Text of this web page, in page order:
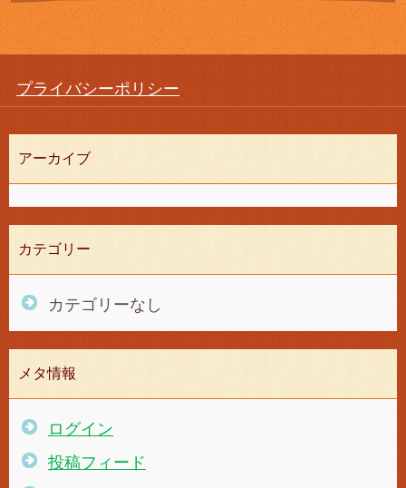
プライバシーポリシー
アーカイブ
カテゴリー
カテゴリーなし
メタ情報
ログイン
投稿フィード